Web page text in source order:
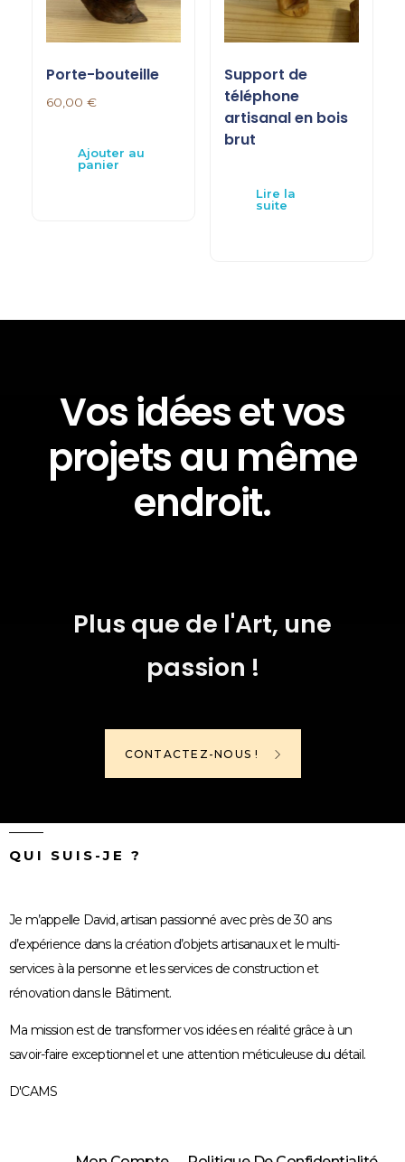
Porte-bouteille
60,00 €
Ajouter au
panier
Support de
téléphone
artisanal en bois
brut
Lire la
suite
Vos idées et vos
projets au même
endroit.
Plus que de l'Art, une
passion !
CONTACTEZ-NOUS !
QUI SUIS-JE ?
Je m’appelle David, artisan passionné avec près de 30 ans
d’expérience dans la création d’objets artisanaux et le multi-
services à la personne et les services de construction et
rénovation dans le Bâtiment.
Ma mission est de transformer vos idées en réalité grâce à un
savoir-faire exceptionnel et une attention méticuleuse du détail.
D'CAMS